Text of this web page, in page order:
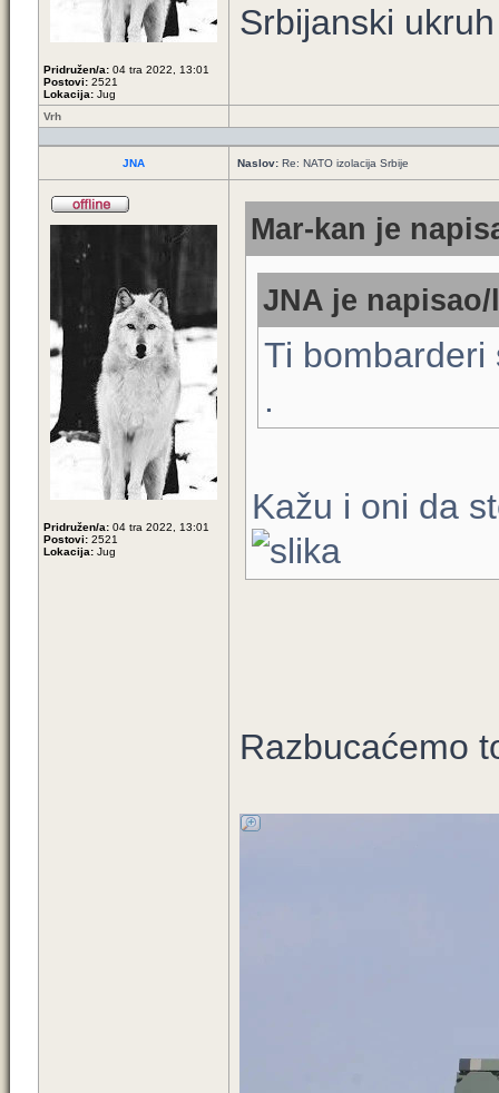
Pridružen/a: 04 tra 2022, 13:01
Postovi: 2521
Lokacija: Jug
Srbijanski ukruh
Vrh
JNA Naslov: Re: NATO izolacija Srbije
Pridružen/a: 04 tra 2022, 13:01
Postovi: 2521
Lokacija: Jug
Mar-kan je
JNA je napisao/
Ti bombarderi
.
Kažu i oni da
Razbucaćemo